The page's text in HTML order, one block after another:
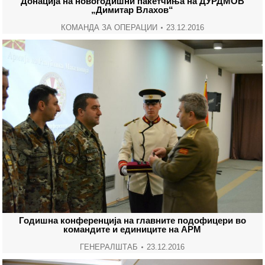
„Димитар Влахов“
КОМАНДА ЗА ОПЕРАЦИИ 23.12.2016
Годишна конференција на главните подофицери во
командите и единиците на АРМ
ГЕНЕРАЛШТАБ 23.12.2016